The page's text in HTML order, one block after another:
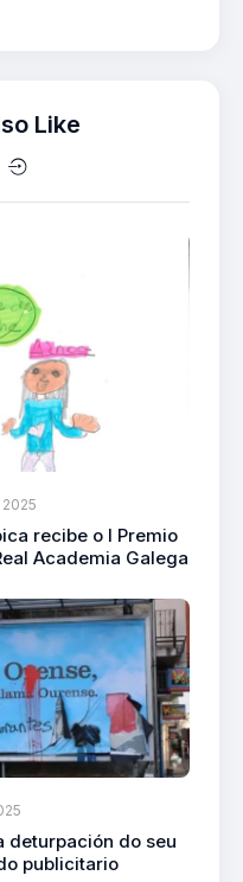
Like
recibe o I Premio
Academia Galega
deturpación do seu
publicitario